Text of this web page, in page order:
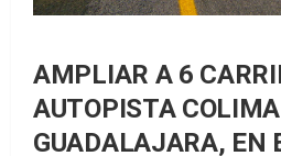
AMPLIAR A 6
AUTOPISTA
GUADALAJARA, EN